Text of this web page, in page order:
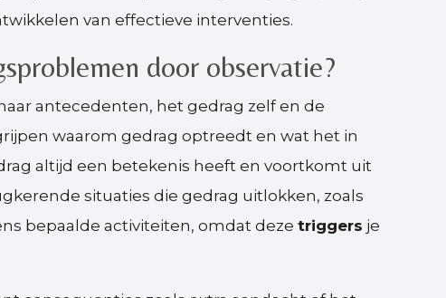
van effectieve interventies.
door observatie?
antecedenten, het gedrag zelf en de
waarom gedrag optreedt en wat het in
altijd een betekenis heeft en voortkomt uit
situaties die gedrag uitlokken, zoals
bepaalde activiteiten, omdat dezetriggers je